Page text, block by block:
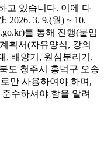
고 있습니다. 이에 다
2026. 3. 9.(월) ~ 10.
를 통해 진행(붙임
획서(자유양식, 강의
, 배양기, 원심분리기,
도 청주시 흥덕구 오송
만 사용하여야 하며,
수하셔야 함을 알려